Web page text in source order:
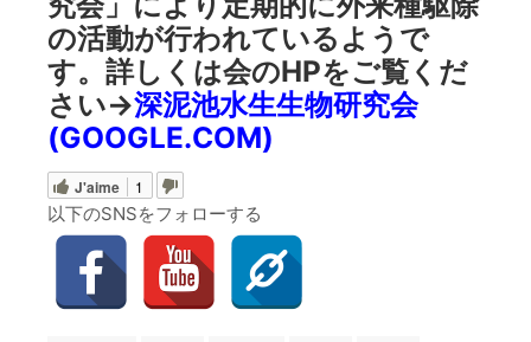
の活動が行われているようで
す。詳しくは会のHPをご覧くだ
さい→深泥池水生生物研究会
(GOOGLE.COM)
J'aime 1
以下のSNSをフォローする